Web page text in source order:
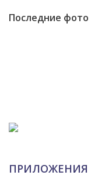
Последние фото
ПРИЛОЖЕНИЯ